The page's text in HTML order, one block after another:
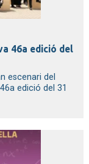
46a edició del
escenari del
edició del 31